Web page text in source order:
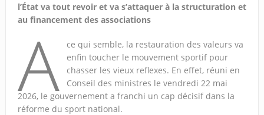
l’État va tout revoir et va s’attaquer à la structuration et
au financement des associations
A
ce qui semble, la restauration des valeurs va
enfin toucher le mouvement sportif pour
chasser les vieux reflexes. En effet, réuni en
Conseil des ministres le vendredi 22 mai
2026, le gouvernement a franchi un cap décisif dans la
réforme du sport national.